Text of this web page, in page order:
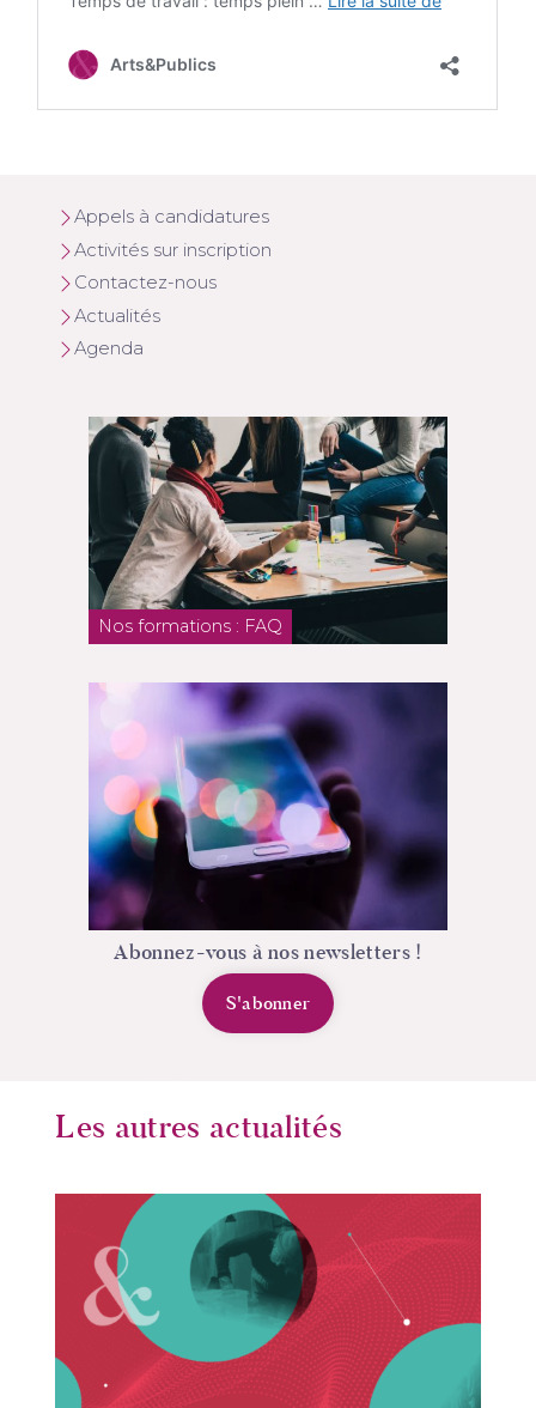
Appels à candidatures
Activités sur inscription
Contactez-nous
Actualités
Agenda
Nos formations : FAQ
Abonnez-vous à nos newsletters !
S'abonner
Les autres actualités